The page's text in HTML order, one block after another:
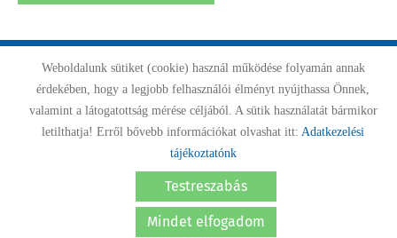
© 2026 - Minden jog fenntartva
Oldal információk Adatkezelési tájékoztató Impresszum
Sütik kezelése Akadálymentesítési nyilatkozat
Mindet elfogadom
Testreszabás
Weboldalunk sütiket (cookie) használ működése folyamán annak
érdekében, hogy a legjobb felhasználói élményt nyújthassa Önnek,
valamint a látogatottság mérése céljából. A sütik használatát bármikor
letilthatja! Erről bővebb információkat olvashat itt: Adatkezelési
tájékoztatónk